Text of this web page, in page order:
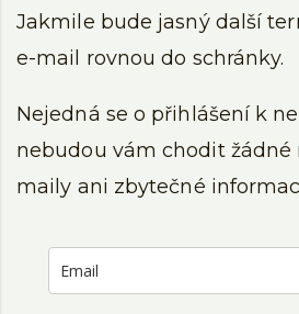
Jakmile bude jasný další
e-mail rovnou do schránky.
Nejedná se o přihlášení k
nebudou vám chodit žádné
maily ani zbytečné